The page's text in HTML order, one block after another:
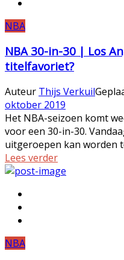
NBA
NBA 30-in-30 | Los
titelfavoriet?
Auteur Thijs Verkuil
oktober 2019
Het NBA-seizoen komt
voor een 30-in-30.
uitgeroepen kan worden
Lees verder
NBA